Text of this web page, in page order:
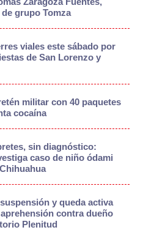
grupo Tomza
viales este sábado por
de San Lorenzo y
militar con 40 paquetes
cocaína
sin diagnóstico:
caso de niño ódami
y queda activa
contra dueño
Plenitud